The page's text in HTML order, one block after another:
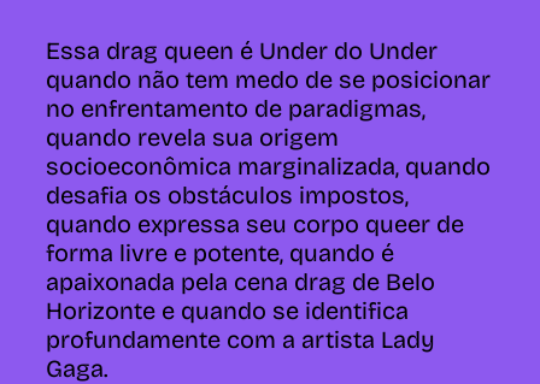
Essa drag queen é Under do Under
quando não tem medo de se posicionar
no enfrentamento de paradigmas,
quando revela sua origem
socioeconômica marginalizada, quando
desafia os obstáculos impostos,
quando expressa seu corpo queer de
forma livre e potente, quando é
apaixonada pela cena drag de Belo
Horizonte e quando se identifica
profundamente com a artista Lady
Gaga.